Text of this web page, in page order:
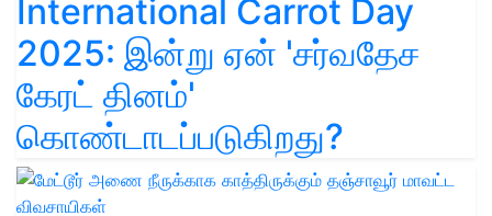
International Carrot Day
2025: இன்று ஏன் 'சர்வதேச
கேரட் தினம்'
கொண்டாடப்படுகிறது?